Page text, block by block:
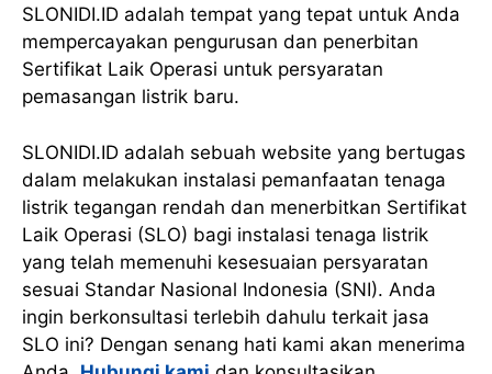
SLONIDI.ID adalah tempat yang tepat untuk Anda
mempercayakan pengurusan dan penerbitan
Sertifikat Laik Operasi untuk persyaratan
pemasangan listrik baru.
SLONIDI.ID adalah sebuah website yang bertugas
dalam melakukan instalasi pemanfaatan tenaga
listrik tegangan rendah dan menerbitkan Sertifikat
Laik Operasi (SLO) bagi instalasi tenaga listrik
yang telah memenuhi kesesuaian persyaratan
sesuai Standar Nasional Indonesia (SNI). Anda
ingin berkonsultasi terlebih dahulu terkait jasa
SLO ini? Dengan senang hati kami akan menerima